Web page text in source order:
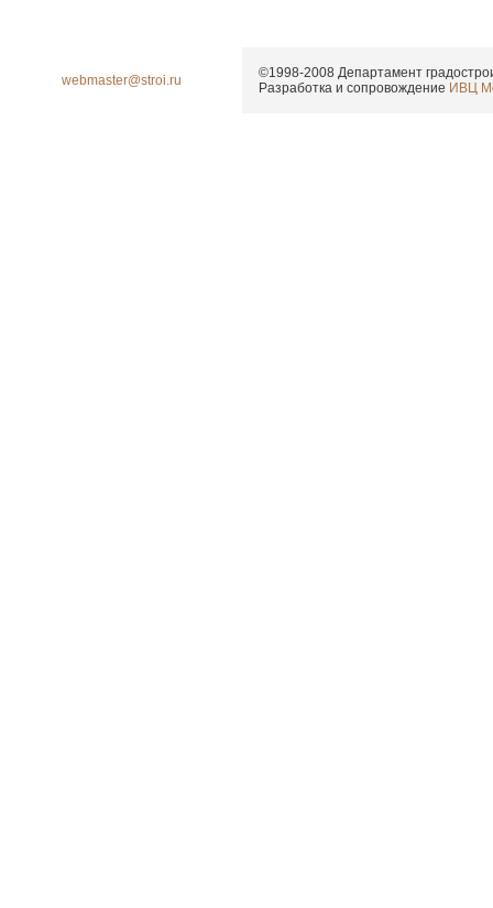
webmaster@stroi.ru ©1998-2008 Департамент
Разработка и сопровождение ИВЦ